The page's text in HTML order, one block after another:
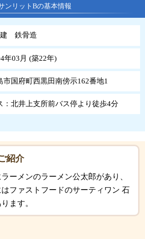
ンリットBの基本情報
建 鉄骨造
年03月 (築22年)
市国府町西黒田南傍示162番地1
：北井上支所前バス停より徒歩4分
紹介
ーメンのラーメン公太郎があり、
ファストフードのサーティワン 石
ます。